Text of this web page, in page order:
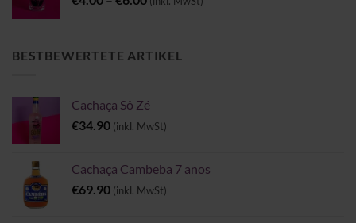
€6.00
BESTBEWERTETE ARTIKEL
Cachaça Sô Zé
€34.90 (inkl. MwSt)
Cachaça Cambeba 7 anos
€69.90 (inkl. MwSt)